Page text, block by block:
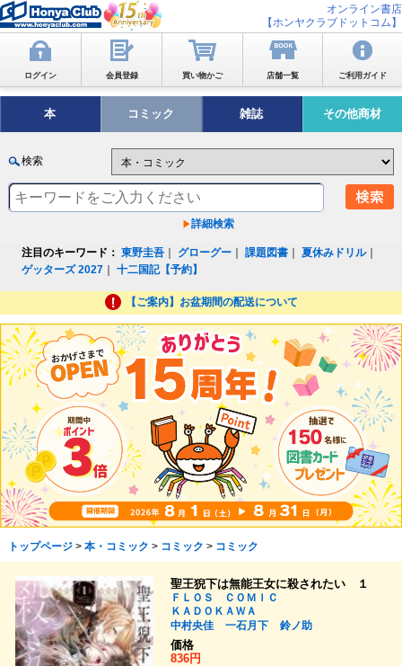
オンライン書店
【ホンヤクラブドットコム】
ログイン 会員登録 買い物かご 店舗一覧 ご利用ガイド
本 コミック 雑誌 その他商材
検索
詳細検索
注目のキーワード： 東野圭吾 グローグー ｜課題図書 ｜夏休みドリル｜
ゲッターズ 2027 ｜十二国記【予約】
【ご案内】お盆期間の配送について
トップページ> 本・コミック > コミック > コミック
聖王猊下は無能王女に殺されたい １
ＦＬＯＳ ＣＯＭＩＣ
ＫＡＤＯＫＡＷＡ
中村央佳
一石月下
鈴ノ助
価格
836円